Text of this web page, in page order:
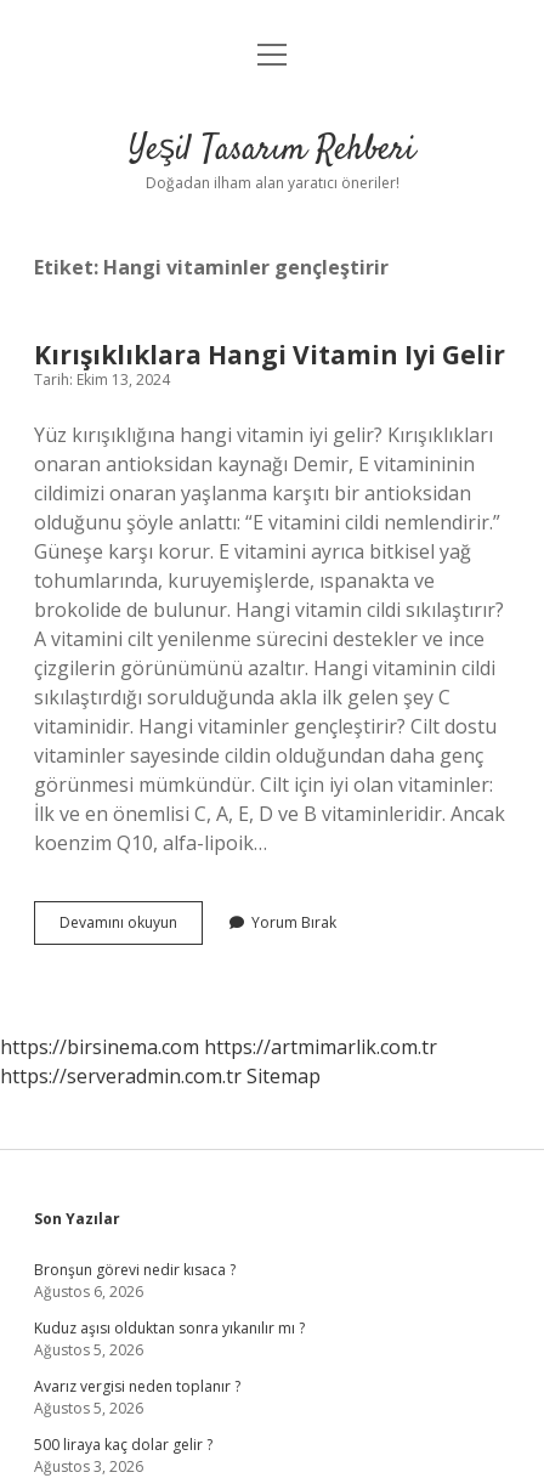
Anasayfa
Yasal Uyarı
menüyü
Yeşil Tasarım Rehberi
Doğadan ilham alan yaratıcı öneriler!
Etiket: Hangi vitaminler gençleştirir
Kırışıklıklara Hangi Vitamin Iyi Gelir
Tarih: Ekim 13, 2024
Yüz kırışıklığına hangi vitamin iyi gelir? Kırışıklıkları
onaran antioksidan kaynağı Demir, E vitamininin
cildimizi onaran yaşlanma karşıtı bir antioksidan
olduğunu şöyle anlattı: “E vitamini cildi nemlendirir.”
Güneşe karşı korur. E vitamini ayrıca bitkisel yağ
tohumlarında, kuruyemişlerde, ıspanakta ve
brokolide de bulunur. Hangi vitamin cildi sıkılaştırır?
A vitamini cilt yenilenme sürecini destekler ve ince
çizgilerin görünümünü azaltır. Hangi vitaminin cildi
sıkılaştırdığı sorulduğunda akla ilk gelen şey C
vitaminidir. Hangi vitaminler gençleştirir? Cilt dostu
vitaminler sayesinde cildin olduğundan daha genç
görünmesi mümkündür. Cilt için iyi olan vitaminler:
İlk ve en önemlisi C, A, E, D ve B vitaminleridir. Ancak
koenzim Q10, alfa-lipoik…
Devamını okuyun Kırışıklıklara
Hangi
Yorum Bırak
https://birsinema.com https://artmimarlik.com.tr
https://serveradmin.com.trSitemap
Sidebar
Son Yazılar
Bronşun görevi nedir kısaca ?
Ağustos 6, 2026
Kuduz aşısı olduktan sonra yıkanılır mı ?
Ağustos 5, 2026
Avarız vergisi neden toplanır ?
Ağustos 5, 2026
500 liraya kaç dolar gelir ?
Ağustos 3, 2026